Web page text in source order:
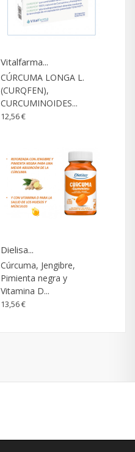
Vitalfarma...
CÚRCUMA LONGA L.
(CURQFEN),
CURCUMINOIDES...
12,56 €
Dielisa...
Cúrcuma, Jengibre,
Pimienta negra y
Vitamina D...
13,56 €